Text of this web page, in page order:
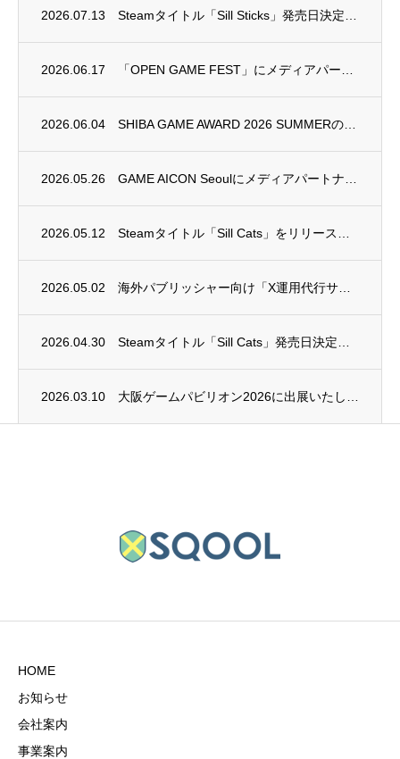
2026.07.13
2026.06.17
2026.06.04
2026.05.26
2026.05.12
2026.05.02
2026.04.30
2026.03.10
HOME
お知らせ
会社案内
事業案内